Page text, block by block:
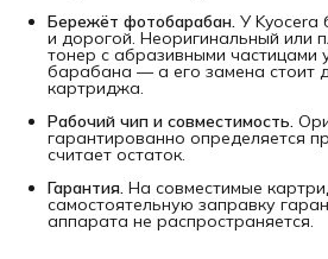
Бережёт фотобарабан. У Kyocera
и дорогой. Неоригинальный или
тонер с абразивными частицами
барабана — а его замена стоит
картриджа.
Рабочий чип и совместимость.
гарантированно определяется
считает остаток.
Гарантия. На совместимые
самостоятельную заправку
аппарата не распространяется.